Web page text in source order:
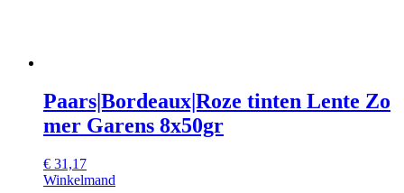
Paars|Bordeaux|Roze tinten Lente Zo
mer Garens 8x50gr
€ 31,17
Winkelmand